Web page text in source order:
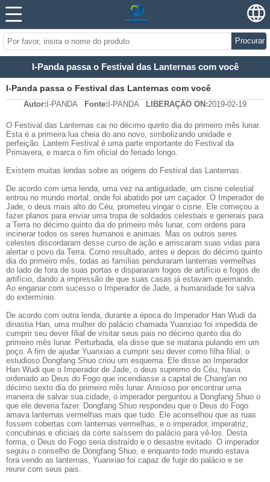
Procurar
I-Panda passa o Festival das Lanternas com você
I-Panda passa o Festival das Lanternas com você
Autor: I-PANDA Fonte: I-PANDA LIBERAÇÃO ON:2019-02-19
O Festival das Lanternas cai no décimo quinto dia do primeiro mês lunar.
Esta é a primeira lua cheia do ano novo, simbolizando unidade e
perfeição. Lantern Festival é uma parte importante do Festival da
Primavera, e marca o fim oficial do feriado longo.
Existem muitas lendas sobre as origens do Festival das Lanternas.
De acordo com uma lenda, uma vez na antiguidade, um cisne celestial
entrou no mundo mortal, onde foi abatido por um caçador. O Imperador de
Jade, o deus mais alto do Céu, prometeu vingar o cisne. Ele começou a
fazer planos para enviar uma tropa de soldados celestiais e generais para
a Terra no décimo quinto dia do primeiro mês lunar, com ordens para
incinerar todos os seres humanos e animais. Mas os outros seres
celestes discordaram desse curso de ação e arriscaram suas vidas para
alertar o povo da Terra. Como resultado, antes e depois do décimo quinto
dia do primeiro mês, todas as famílias penduraram lanternas vermelhas
do lado de fora de suas portas e dispararam fogos de artifício e fogos de
artifício, dando a impressão de que suas casas já estavam queimando.
Ao enganar com sucesso o Imperador de Jade, a humanidade foi salva
do extermínio.
De acordo com outra lenda, durante a época do Imperador Han Wudi da
dinastia Han, uma mulher do palácio chamada Yuanxiao foi impedida de
cumprir seu dever filial de visitar seus pais no décimo quinto dia do
primeiro mês lunar. Perturbada, ela disse que se mataria pulando em um
poço. A fim de ajudar Yuanxiao a cumprir seu dever como filha filial, o
estudioso Dongfang Shuo criou um esquema. Ele disse ao Imperador
Han Wudi que o Imperador de Jade, o deus supremo do Céu, havia
ordenado ao Deus do Fogo que incendiasse a capital de Chang'an no
décimo sexto dia do primeiro mês lunar. Ansioso por encontrar uma
maneira de salvar sua cidade, o imperador perguntou a Dongfang Shuo o
que ele deveria fazer. Dongfang Shuo respondeu que o Deus do Fogo
amava lanternas vermelhas mais que tudo. Ele aconselhou que as ruas
fossem cobertas com lanternas vermelhas, e o imperador, imperatriz,
concubinas e oficiais da corte saíssem do palácio para vê-los. Desta
forma, o Deus do Fogo seria distraído e o desastre evitado. O imperador
seguiu o conselho de Dongfang Shuo, e enquanto todo mundo estava
fora vendo as lanternas, Yuanxiao foi capaz de fugir do palácio e se
reunir com seus pais.